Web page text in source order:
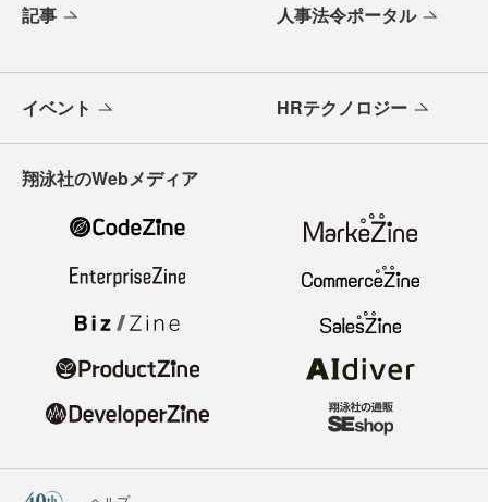
記事 人事法令ポータル
イベント HRテクノロジー
翔泳社のWebメディア